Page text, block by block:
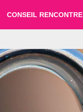
CONSEIL RENCONTRE